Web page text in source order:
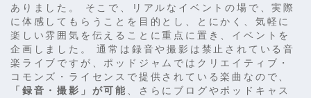
ありました。 そこで、リアルなイベントの場で、実際
に体感してもらうことを目的とし、とにかく、気軽に
楽しい雰囲気を伝えることに重点に置き、イベントを
企画しました。 通常は録音や撮影は禁止されている音
楽ライブですが、ポッドジャムではクリエイティブ・
コモンズ・ライセンスで提供されている楽曲なので、
「録音・撮影」が可能
、さらにブログやポッドキャス